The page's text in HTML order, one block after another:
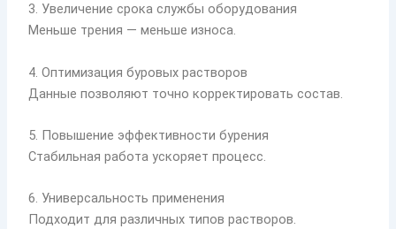
3. Увеличение срока службы оборудования
Меньше трения — меньше износа.
4. Оптимизация буровых растворов
Данные позволяют точно корректировать состав.
5. Повышение эффективности бурения
Стабильная работа ускоряет процесс.
6. Универсальность применения
Подходит для различных типов растворов.